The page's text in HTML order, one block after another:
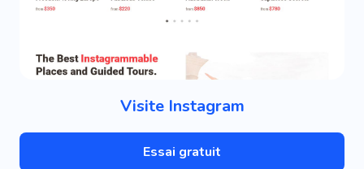
Visite Instagram
Essai gratuit